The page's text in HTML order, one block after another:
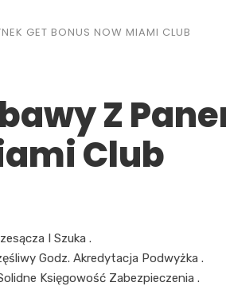
GET BONUS NOW MIAMI CLUB
Z
Club
I Szuka .
Godz. Akredytacja Podwyżka .
Księgowość Zabezpieczenia .